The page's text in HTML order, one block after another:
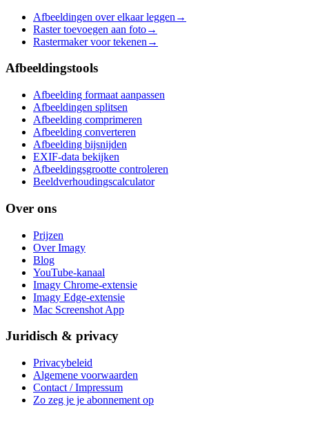
Afbeeldingen over elkaar leggen →
Raster toevoegen aan foto→
Rastermaker voor tekenen →
Afbeeldingstools
Afbeelding formaat aanpassen
Afbeeldingen splitsen
Afbeelding comprimeren
Afbeelding converteren
Afbeelding bijsnijden
EXIF-data bekijken
Afbeeldingsgrootte controleren
Beeldverhoudingscalculator
Over ons
Prijzen
Over Imagy
Blog
YouTube-kanaal
Imagy Chrome-extensie
Imagy Edge-extensie
Mac Screenshot App
Juridisch & privacy
Privacybeleid
Algemene voorwaarden
Contact / Impressum
Zo zeg je je abonnement op